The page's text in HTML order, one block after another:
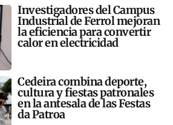
Investigadores del Campus
Industrial de Ferrol mejoran
la eficiencia para convertir
calor en electricidad
Cedeira combina deporte,
cultura y fiestas patronales
en la antesala de las Festas
da Patroa